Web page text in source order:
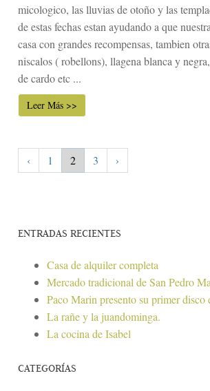
micologico, las lluvias de otoño y las
de estas fechas estan ayudando a que
casa con grandes recompensas, tambien
niscalos ( robellons), llagena blanca y
de cardo etc ...
Leer Más >>
‹ 1 2 3 ›
ENTRADAS RECIENTES
Casa de alquiler completa
Mercado tradicional de San Pedro
Paco Marin presento su primer disco
La rañe y la juandominga.
La cocina de Isabel
CATEGORÍAS